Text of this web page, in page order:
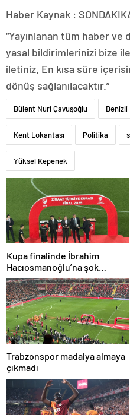
Haber Kaynak :
“Yayınlanan tüm haber
yasal bildirimlerinizi bize
iletiniz. En kısa süre
dönüş sağlanılacaktır.”
Bülent Nuri Çavuşoğlu Denizli
Kent Lokantası Politika
Yüksel Kepenek
Kupa finalinde İbrahim
Hacıosmanoğlu’na şok
protesto!
Trabzonspor madalya almaya
çıkmadı